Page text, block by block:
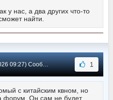
у нас, а два других что-то
найти.
Сообщение #610 1
с китайским квном, но
форум. Он сам не будет